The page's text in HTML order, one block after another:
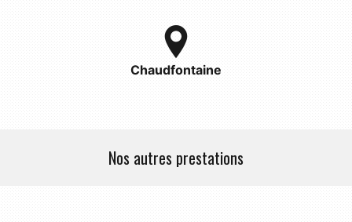
Chaudfontaine
Nos autres prestations